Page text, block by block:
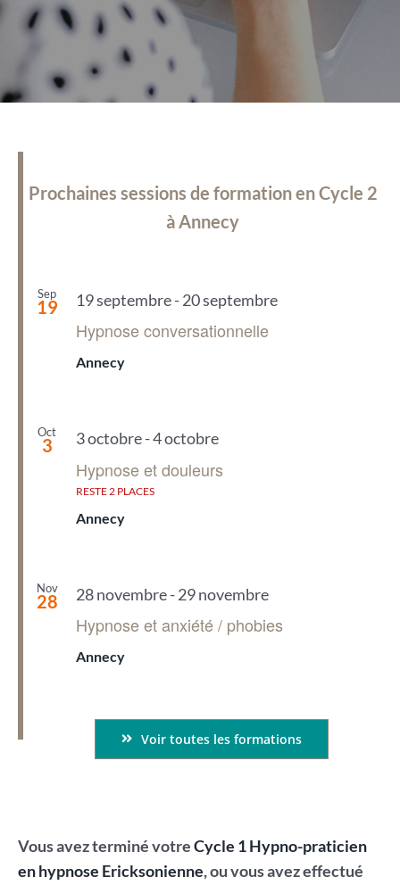
Prochaines sessions de formation en Cycle 2
à Annecy
Sep
19 19 septembre-20 septembre
Hypnose conversationnelle
Annecy
Oct
3 3 octobre-4 octobre
Hypnose et douleurs
RESTE 2 PLACES
Annecy
Nov
28 28 novembre-29 novembre
Hypnose et anxiété / phobies
Annecy
Voir toutes les formations
Vous avez terminé votreCycle 1 Hypno-praticien
en hypnose Ericksonienne, ou vous avez effectué